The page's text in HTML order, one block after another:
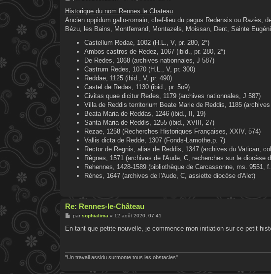
s
s
a
g
Historique du nom Rennes le Chateau
Ancien oppidum gallo-romain, chef-lieu du pagus Redensis ou Razès,
Bézu, les Bains, Montferrand, Montazels, Moissan, Dent, Sainte
Castellum Redae, 1002 (H.L., V, pr. 280, 2°)
Ambos castros de Redez, 1067 (ibid., pr. 280, 2°)
De Redes, 1068 (archives nationnales, J 587)
Castrum Redes, 1070 (H.L., V, pr. 300)
Reddae, 1125 (ibid., V, pr. 490)
Castel de Redas, 1130 (ibid., pr. 5o9)
Civitas quae dicitur Redes, 1179 (archives nationnales, J 587)
Villa de Reddis territorium Beate Marie de Reddis, 1185
Beata Maria de Reddas, 1246 (ibid., II, 19)
Santa Maria de Reddis, 1255 (ibid., XVIII, 27)
Rezae, 1258 (Recherches Historiques Françaises, XXIV, 574)
Vallis dicta de Redde, 1307 (Fonds-Lamothe,p. 7)
Rector de Regnis, alias de Reddis, 1347 (archives du Vatican,
Règnes, 1571 (archives de l'Aude, C, recherches sur le diocèse
Rehennes, 1428-1589 (bibliothèque de Carcassonne, ms. 9551,
Rénes, 1647 (archives de l'Aude, C, assiette diocèse d'Alet)
Re: Rennes-le-Château
M
s
par sophialima» 12 août 2020, 07:41
En tant que petite nouvelle, je commence mon initiation sur ce petit
"Un travail assidu surmonte tous les obstacles"